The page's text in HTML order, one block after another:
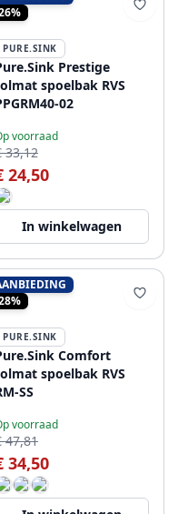
PURE.SINK
Prestige
spoelbak RVS
02
voorraad
33,12
24,50
In winkelwagen
PURE.SINK
Comfort
spoelbak RVS
SS
voorraad
47,81
34,50